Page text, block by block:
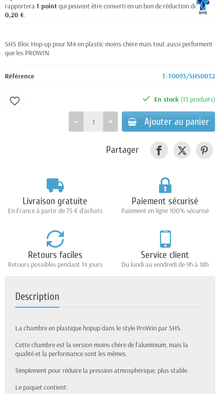
rapportera1 pointqui peuvent être converti en un bon de réduction de
0,20 €.
SHS Bloc Hop-up pour M4 en plastic moins chère mais tout aussi performent
que les PROWIN
Référence T-T0093/SHS0032
En stock (13 produits)
Ajouter au panier
favorite_border
Partager
Livraison gratuite
En France à partir de 75 € d'achats
Paiement sécurisé
Paiement en ligne 100% sécurisé
Retours faciles
Retours possibles pendant 14 jours
Service client
Du lundi au vendredi de 9h à 18h
Description
La chambre en plastique hopup dans le style ProWin par SHS.
Cette chambre est la version moins chère de l'aluminium, mais la
qualité et la performance sont les mêmes.
Simplement pour réduire la pression atmosphérique, plus stable.
Le paquet contient: